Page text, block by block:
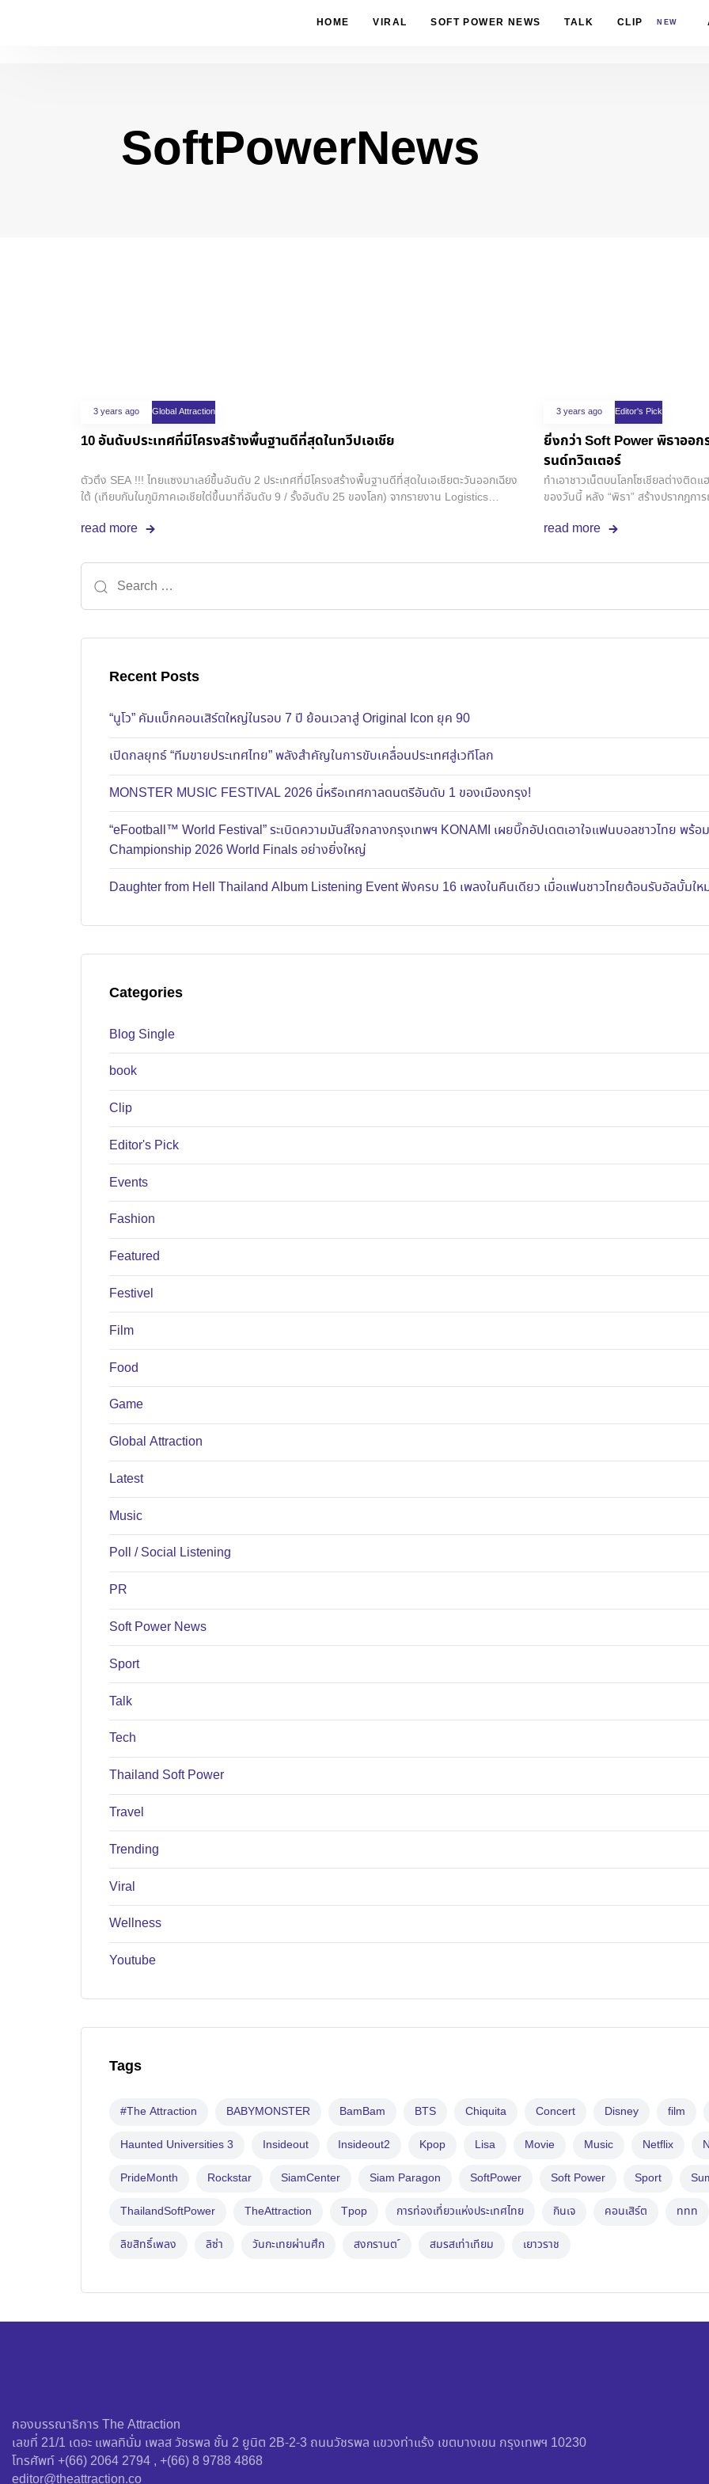
HOME VIRAL SOFT POWER NEWS TALK CLIP NEW
SoftPowerNews
3 years ago Global Attraction
10 อันดับประเทศที่มีโครงสร้างพื้นฐานดีที่สุดในทวีปเอเชีย
ตัวตึง SEA !!! ไทยแซงมาเลย์ขึ้นอันดับ 2 ประเทศที่มีโครงสร้างพื้นฐานดีที่สุดในเอเชียตะวันออกเฉียง
ใต้ (เทียบกันในภูมิภาคเอเชียใต่ขึ้นมาที่อันดับ 9 / รั้งอันดับ 25 ของโลก) จากรายงาน Logistics
โครงสร้างพื้นฐานของประเทศไทยได้รับการพัฒนาขึ้นจากการสำรวจครั้งล่าสุดในปี 2018
read more
3 years ago Editor's Pick
ยิ่งกว่า​ Soft Power พิธาออ
รนด์ทวิตเตอร์
ทำเอาชาวเน็ตบนโลกโซเชียลต่างติ
ของวันนี้​ หลัง​ “พิธา” สร้างปรากฎก
หมายที่ตั้งไว้คือการทลายทุนผูกขาดโ
ปัจจุบัน.โดยพิธาได้ยกตัวอย่างประเ
read more
Recent Posts
“นูโว” คัมแบ็กคอนเสิร์ตใหญ่ในรอบ 7 ปี ย้อนเวลาสู่ Original Icon ยุค 90
เปิดกลยุทธ์ “ทีมขายประเทศไทย” พลังสำคัญในการขับเคลื่อนประเทศสู่เวทีโลก
MONSTER MUSIC FESTIVAL 2026 นี่หรือเทศกาลดนตรีอันดับ 1 ของเมืองกรุง!
“eFootball™ World Festival” ระเบิดความมันส์ใจกลางกรุงเทพฯ KONAMI เผยบิ๊กอัปเดตเอาใจแฟนบอลชาวไทย พ
Championship 2026 World Finals อย่างยิ่งใหญ่
Daughter from Hell Thailand Album Listening Event ฟังครบ 16 เพลงในคืนเดียว เมื่อแฟนชาวไทยต้อนรับอัลบั้มใ
Categories
Blog Single
book
Clip
Editor's Pick
Events
Fashion
Featured
Festivel
Film
Food
Game
Global Attraction
Latest
Music
Poll / Social Listening
PR
Soft Power News
Sport
Talk
Tech
Thailand Soft Power
Travel
Trending
Viral
Wellness
Youtube
Tags
#The Attraction BABYMONSTER BamBam BTS Chiquita Concert Disney film
Haunted Universities 3 Insideout Insideout2 Kpop Lisa Movie Music Netflix
PrideMonth Rockstar SiamCenter Siam Paragon SoftPower Soft Power Sport
ThailandSoftPower TheAttraction Tpop การท่องเที่ยวแห่งประเทศไทย กินเจ คอนเสิร์ต ททท
ลิขสิทธิ์เพลง ลิซ่า วันกะเทยผ่านศึก สงกรานต ์ สมรสเท่าเทียม เยาวราช
กองบรรณาธิการ The Attraction
เลขที่ 21/1 เดอะ แพลทินั่ม เพลส วัชรพล ชั้น 2 ยูนิต 2B-2-3 ถนนวัชรพล แขวงท่าแร้ง เขตบางเขน กรุงเทพฯ 10230
โทรศัพท์ +(66) 2064 2794 , +(66) 8 9788 4868
editor@theattraction.co